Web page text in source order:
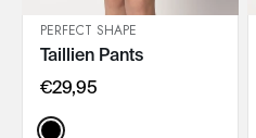
IN DEN WARENKORB
PERFECT SHAPE
Taillien Pants
€29,95
Color: